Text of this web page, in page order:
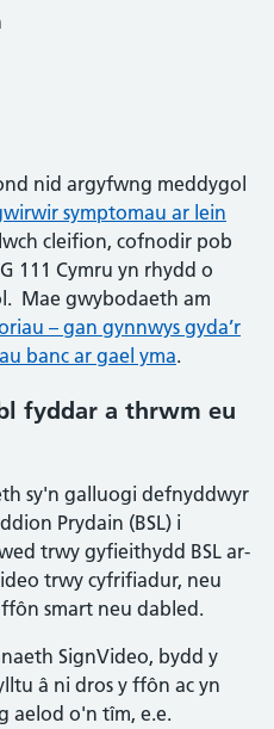
nid argyfwng meddygol
symptomau ar lein
cleifion, cofnodir pob
111 Cymru yn rhydd o
Mae gwybodaeth am
– gan gynnwys gyda’r
banc ar gael yma.
fyddar a thrwm eu
sy'n galluogi defnyddwyr
Prydain (BSL) i
trwy gyfieithydd BSL ar-
trwy cyfrifiadur, neu
smart neu dabled.
SignVideo, bydd y
â ni dros y ffôn ac yn
aelod o'n tîm, e.e.